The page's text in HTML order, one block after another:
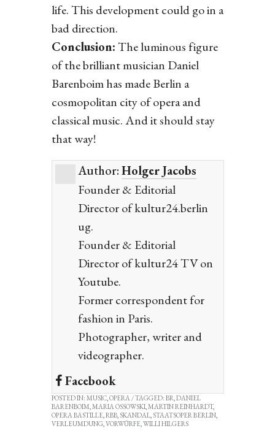
life. This development could go in a
bad direction.
Conclusion:The luminous figure
of the brilliant musician Daniel
Barenboim has made Berlin a
cosmopolitan city of opera and
classical music. And it should stay
that way!
Author:Holger Jacobs
Founder & Editorial
Director of kultur24.berlin
ug.
Founder & Editorial
Director of kultur24 TV on
Youtube.
Former correspondent for
fashion in Paris.
Photographer, writer and
videographer.
Facebook
POSTED IN: MUSIC,OPERA/ TAGGED: BR,DANIEL
BARENBOIM,MARIA OSSOWSKI,MARTIN REINHARDT,
OPERA BASTILLE,RBB,SKANDAL,STAATSOPER BERLIN,
VERLEUMDUNG,VORWÜRFE,WILLI HILGERS